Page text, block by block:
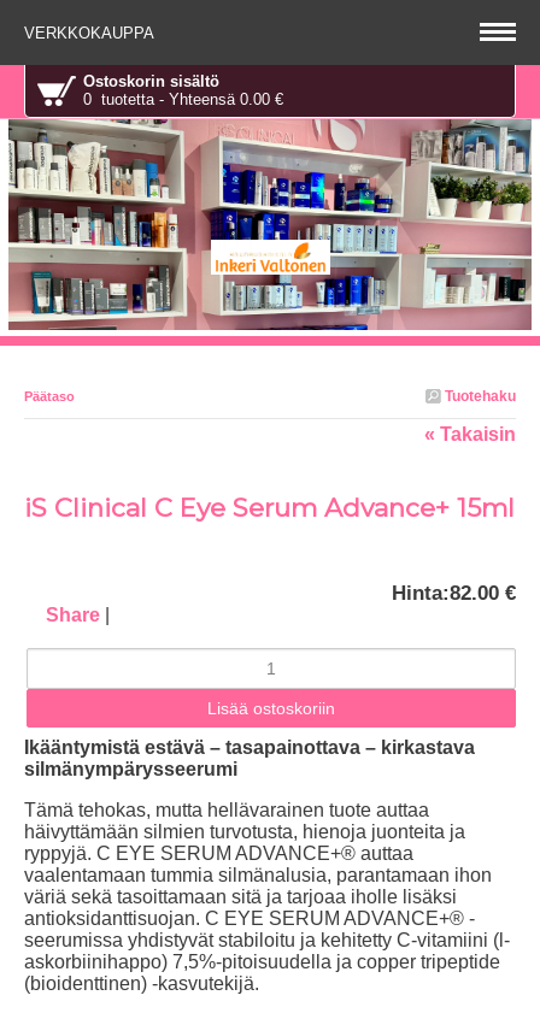
VERKKOKAUPPA
Ostoskorin sisältö
0 tuotetta - Yhteensä 0.00 €
Tuotehaku
Päätaso
« Takaisin
iS Clinical C Eye Serum Advance+ 15ml
Share
Hinta:82.00 €
Ikääntymistä estävä – tasapainottava – kirkastava
silmänympärysseerumi
Tämä tehokas, mutta hellävarainen tuote auttaa
häivyttämään silmien turvotusta, hienoja juonteita ja
ryppyjä. C EYE SERUM ADVANCE+® auttaa
vaalentamaan tummia silmänalusia, parantamaan ihon
väriä sekä tasoittamaan sitä ja tarjoaa iholle lisäksi
antioksidanttisuojan. C EYE SERUM ADVANCE+® -
seerumissa yhdistyvät stabiloitu ja kehitetty C-vitamiini (l-
askorbiinihappo) 7,5%-pitoisuudella ja copper tripeptide
(bioidenttinen) -kasvutekijä.